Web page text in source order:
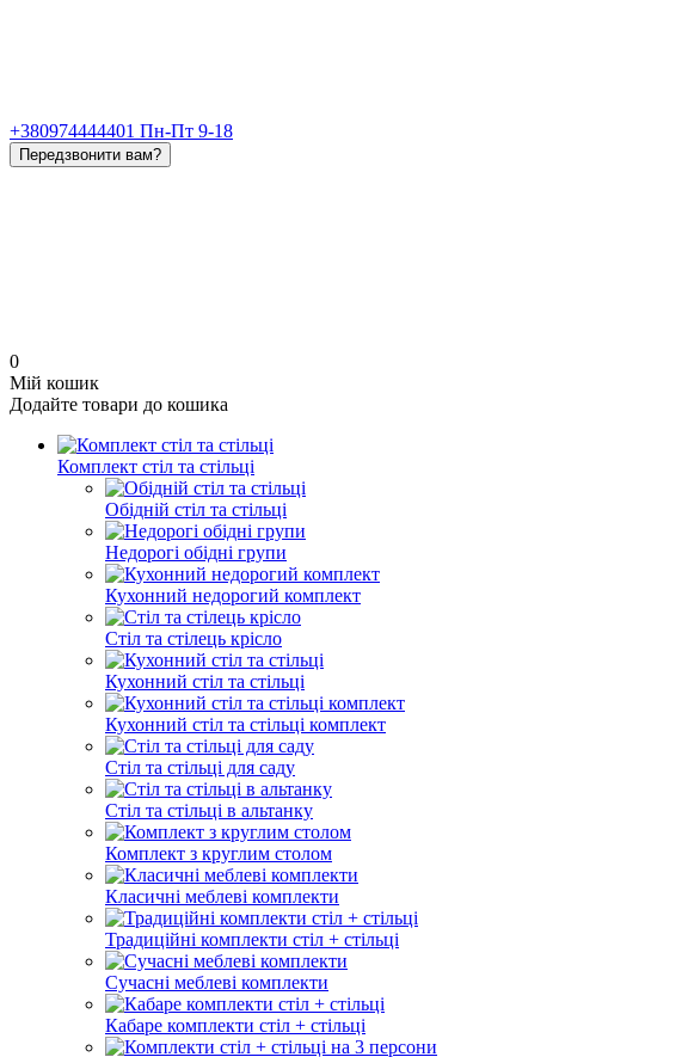
+380974444401 Пн-Пт 9-18
Передзвонити вам?
0
Мій кошик
Додайте товари до кошика
Комплект стіл та стільці
Обідній стіл та стільці
Недорогі обідні групи
Кухонний недорогий комплект
Стіл та стілець крісло
Кухонний стіл та стільці
Кухонний стіл та стільці комплект
Стіл та стільці для саду
Стіл та стільці в альтанку
Комплект з круглим столом
Класичні меблеві комплекти
Традиційні комплекти стіл + стільці
Сучасні меблеві комплекти
Кабаре комплекти стіл + стільці